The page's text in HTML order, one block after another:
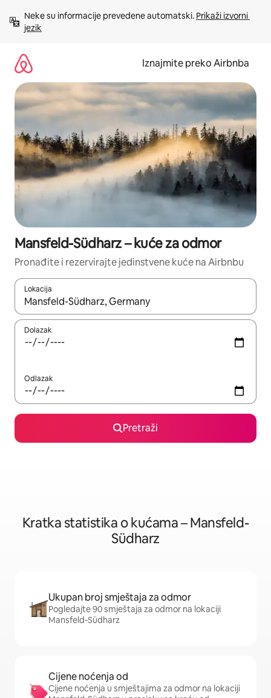
sadržaj
Neke su informacije prevedene automatski. Prikaži izvorni
jezik
Iznajmite preko Airbnba
Mansfeld-Südharz – kuće za odmor
Pronađite i rezervirajte jedinstvene kuće na Airbnbu
Lokacija
Kada budu dostupni rezultati, moći ćete ih pregledati
Dolazak
Odlazak
Pretraži
Kratka statistika o kućama – Mansfeld-
Südharz
Ukupan broj smještaja za odmor
Pogledajte 90 smještaja za odmor na lokaciji
Mansfeld-Südharz
Cijene noćenja od
Cijene noćenja u smještajima za odmor na lokaciji